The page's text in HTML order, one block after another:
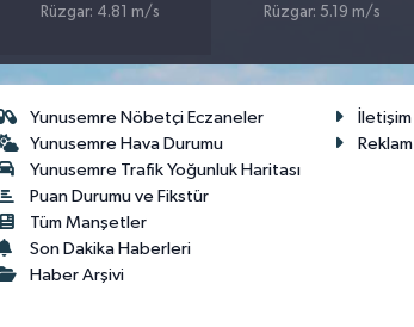
Rüzgar: 4.81 m/s
Rüzgar: 5.19 m/s
Yunusemre Nöbetçi Eczaneler
Yunusemre Hava Durumu
Yunusemre Trafik Yoğunluk Haritası
Puan Durumu ve Fikstür
Tüm Manşetler
Son Dakika Haberleri
Haber Arşivi
İletişim
Reklam